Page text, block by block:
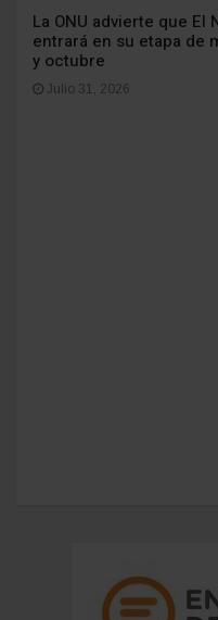
La ONU advierte que
entrará en su etapa de
y octubre
Julio 31, 2026